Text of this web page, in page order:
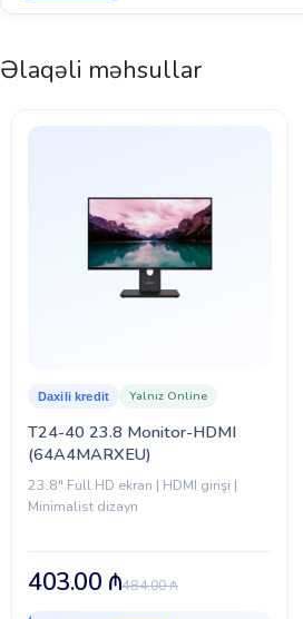
BREND
Əlaqəli məhsullar
T24-40 23.8 Monitor-HDMI
(64A4MARXEU)
Daxili kredit Yalnız Online
23.8″ Full HD ekran | HDMI girişi |
Minimalist dizayn
484.00₼
403.00 ₼